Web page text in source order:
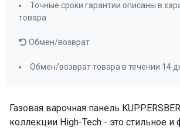
Газовая варочная панель
коллекции High-Tech - это стильное
Точные сроки гарантии описаны в
товара
Обмен/возврат
Обмен/возврат товара в течении 14